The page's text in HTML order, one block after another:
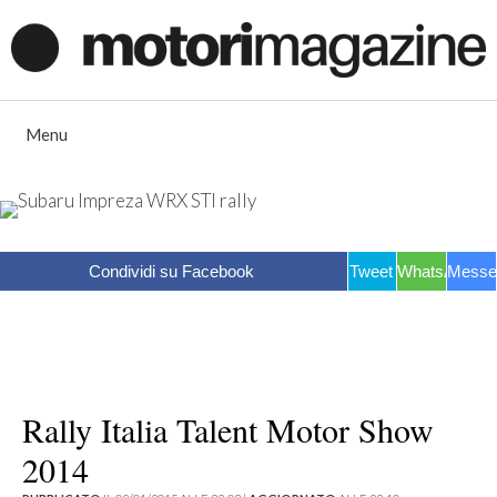
al
contenuto
Menu
Condividi su Facebook Tweet WhatsApp
Rally Italia Talent Motor Show
2014